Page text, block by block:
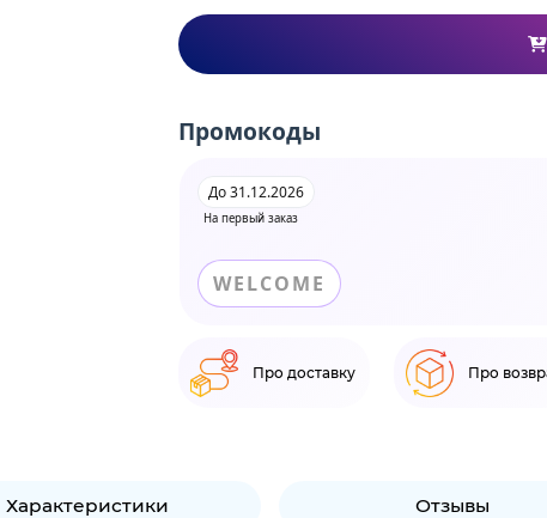
Промокоды
На первый заказ
До 31.12.2026
WELCOME
Про доставку Про
Характеристики Отзывы